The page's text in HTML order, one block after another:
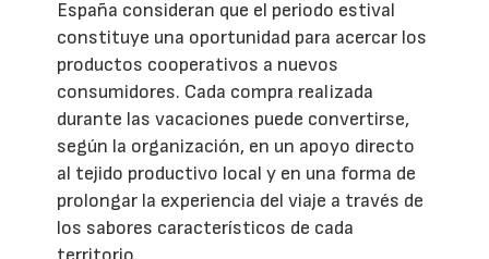
España consideran que el periodo estival
constituye una oportunidad para acercar los
productos cooperativos a nuevos
consumidores. Cada compra realizada
durante las vacaciones puede convertirse,
según la organización, en un apoyo directo
al tejido productivo local y en una forma de
prolongar la experiencia del viaje a través de
los sabores característicos de cada